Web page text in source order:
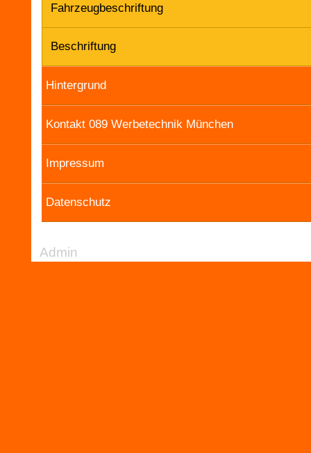
Fahrzeugbeschriftung
Beschriftung
Hintergrund
Kontakt 089 Werbetechnik München
Impressum
Datenschutz
Admin